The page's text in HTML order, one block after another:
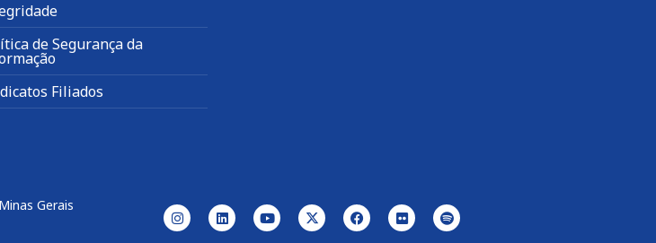
de Segurança da
Filiados
Gerais